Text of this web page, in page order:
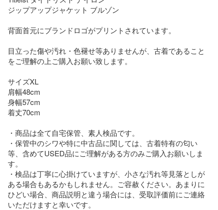
ジップアップジャケット ブルゾン
背面首元にブランドロゴがプリントされています。
目立った傷や汚れ・色褪せ等ありませんが、古着であること
をご理解の上ご購入お願い致します。
サイズXL
肩幅48cm
身幅57cm
着丈70cm
・商品は全て自宅保管、素人検品です。
・保管中のシワや特に中古品に関しては、古着特有の匂い
等、含めてUSED品にご理解がある方のみご購入お願いしま
す。
・検品は丁寧に心掛けていますが、小さな汚れ等見落としが
ある場合もあるかもしれません。ご容赦ください。あまりに
ひどい場合、商品説明と違う場合には、受取評価前にご連絡
いただけますと幸いです。